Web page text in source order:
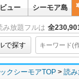
ュー シーモア島
み放題フルは 全
で探す
クシーモアTOP 読